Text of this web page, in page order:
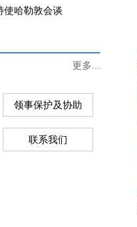
使哈勒敦会谈
更多...
领事保护及协助
联系我们